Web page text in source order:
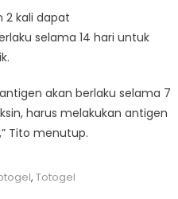
2 kali dapat
selama 14 hari untuk
akan berlaku selama 7
harus melakukan antigen
Tito menutup.
, Totogel